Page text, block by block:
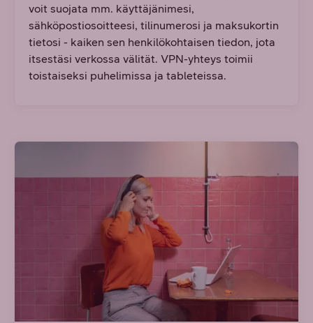
voit suojata mm. käyttäjänimesi,
sähköpostiosoitteesi, tilinumerosi ja maksukortin
tietosi - kaiken sen henkilökohtaisen tiedon, jota
itsestäsi verkossa välität. VPN-yhteys toimii
toistaiseksi puhelimissa ja tableteissa.